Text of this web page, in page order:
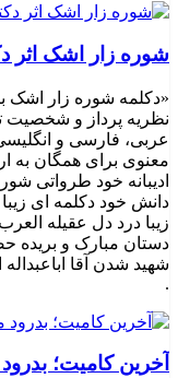
شوره زار اشک اثر
«دکلمه شوره زار اشک
عربی، فارسی و
معنوی برای همگان به
ادیبانه خود طرواتی شور
دانش خود دکلمه ای
زیبا درد دل عقیله
دستان مبارک و
شهید شدن آقا
.
​آخرین کامیت؛